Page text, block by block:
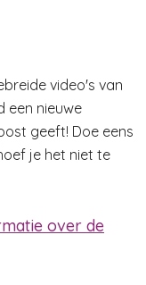
video's van
een nieuwe
geeft! Doe eens
je het niet te
over de